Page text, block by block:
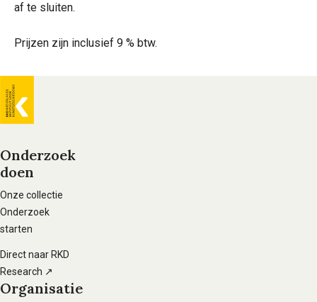
af te sluiten.
Prijzen zijn inclusief 9 % btw.
Algemene
Voet
hoofdnavigatie
Onderzoek
doen
Onze collectie
Onderzoek
starten
Direct naar RKD
Research ↗
Organisatie